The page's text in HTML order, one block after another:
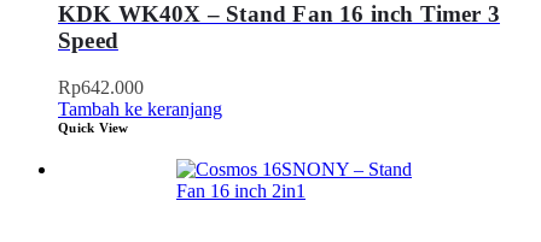
KDK WK40X – Stand Fan 16 inch Timer 3
Speed
Rp642.000
Tambah ke keranjang
Quick View